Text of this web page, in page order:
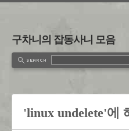
구차니의 잡동사니 모음
'linux undelete'에